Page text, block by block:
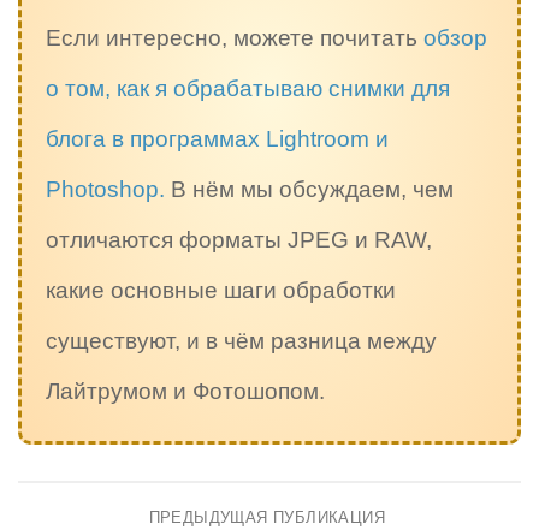
Если интересно, можете почитать обзор
о том, как я обрабатываю снимки для
блога в программах Lightroom и
Photoshop. В нём мы обсуждаем, чем
отличаются форматы JPEG и RAW,
какие основные шаги обработки
существуют, и в чём разница между
Лайтрумом и Фотошопом.
ПРЕДЫДУЩАЯ ПУБЛИКАЦИЯ